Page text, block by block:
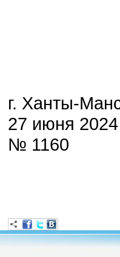
г. Ханты-
27 июня 2024
№ 1160